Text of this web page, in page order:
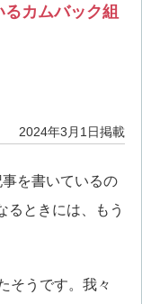
カムバック組
2024年3月1日掲載
を書いているの
るときには、もう
そうです。我々